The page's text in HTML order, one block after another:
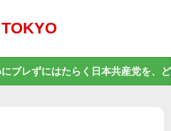
ブレずにはたらく日本共産党を、